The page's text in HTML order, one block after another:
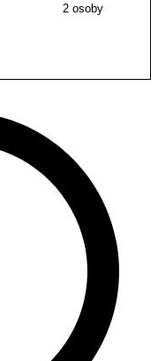
2 osoby